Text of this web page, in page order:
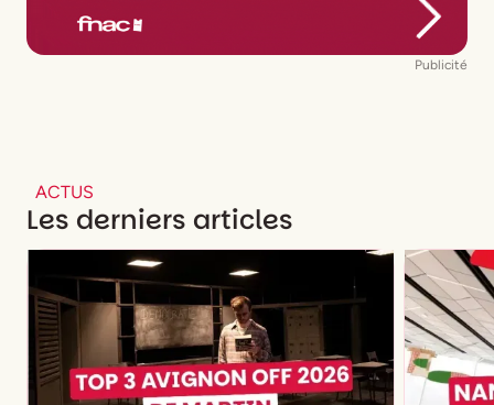
Publicité
ACTUS
Les derniers articles